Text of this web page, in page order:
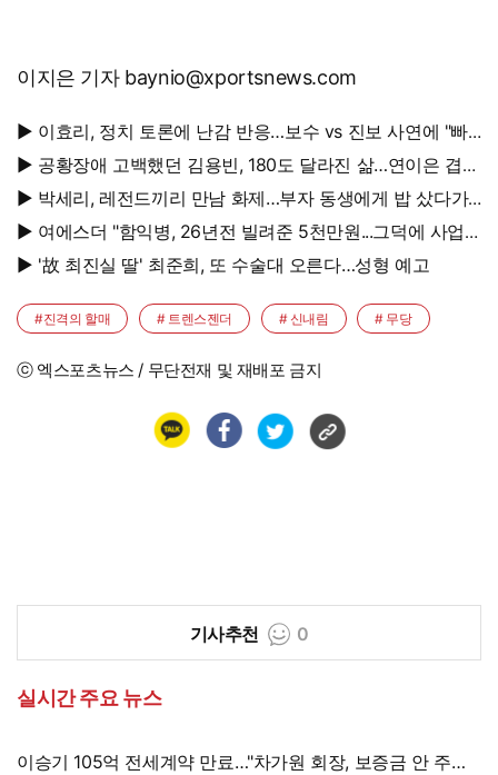
이지은 기자 baynio@xportsnews.com
▶ 이효리, 정치 토론에 난감 반응…보수 vs 진보 사연에 "빠
지면 안 될까요?"
▶ 공황장애 고백했던 김용빈, 180도 달라진 삶…연이은 겹경
사
▶ 박세리, 레전드끼리 만남 화제…부자 동생에게 밥 샀다가
'반전'
▶ 여에스더 "함익병, 26년전 빌려준 5천만원...그덕에 사업
시작"▶ '故 최진실 딸' 최준희, 또 수술대 오른다…성형 예고
#진격의 할매 # 트렌스젠더 # 신내림 # 무당
ⓒ 엑스포츠뉴스 / 무단전재 및 재배포 금지
기사추천 0
실시간 주요 뉴스
이승기 105억 전세계약 만료…"차가원 회장, 보증금 안 주면